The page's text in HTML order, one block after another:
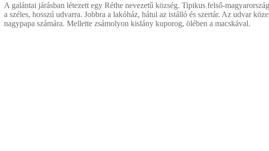
A galántai járásban létezett egy Réthe nevezetű község. Tipikus felső-
a széles, hosszú udvarra. Jobbra a lakóház, hátul az istálló és szertár. Az udvar
nagypapa számára. Mellette zsámolyon kislány kuporog, ölében a macskával.